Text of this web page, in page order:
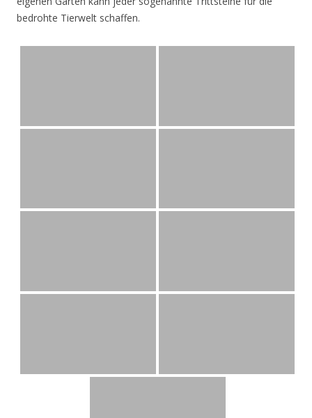
bedrohte Tierwelt schaffen.